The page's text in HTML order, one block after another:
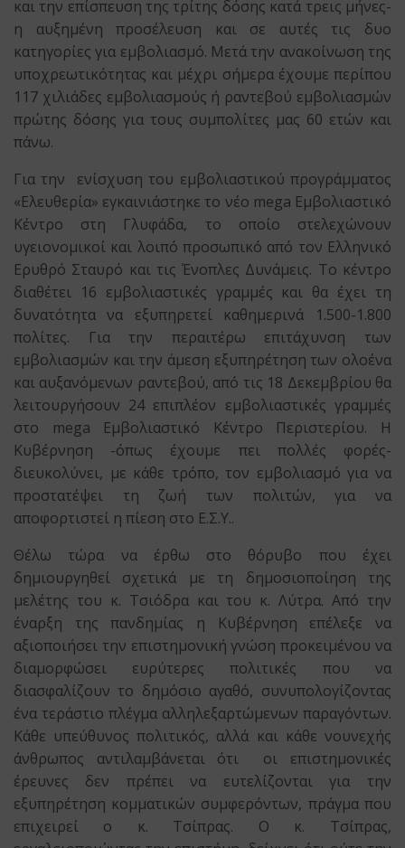
και την επίσπευση της τρίτης δόσης κατά τρεις μήνες-
η αυξημένη προσέλευση και σε αυτές τις δυο
κατηγορίες για εμβολιασμό. Μετά την ανακοίνωση της
υποχρεωτικότητας και μέχρι σήμερα έχουμε περίπου
117 χιλιάδες εμβολιασμούς ή ραντεβού εμβολιασμών
πρώτης δόσης για τους συμπολίτες μας 60 ετών και
πάνω.
Για την ενίσχυση του εμβολιαστικού προγράμματος
«Ελευθερία» εγκαινιάστηκε το νέο mega Εμβολιαστικό
Κέντρο στη Γλυφάδα, το οποίο στελεχώνουν
υγειονομικοί και λοιπό προσωπικό από τον Ελληνικό
Ερυθρό Σταυρό και τις Ένοπλες Δυνάμεις. Το κέντρο
διαθέτει 16 εμβολιαστικές γραμμές και θα έχει τη
δυνατότητα να εξυπηρετεί καθημερινά 1.500-1.800
πολίτες. Για την περαιτέρω επιτάχυνση των
εμβολιασμών και την άμεση εξυπηρέτηση των ολοένα
και αυξανόμενων ραντεβού, από τις 18 Δεκεμβρίου θα
λειτουργήσουν 24 επιπλέον εμβολιαστικές γραμμές
στο mega Εμβολιαστικό Κέντρο Περιστερίου. Η
Κυβέρνηση -όπως έχουμε πει πολλές φορές-
διευκολύνει, με κάθε τρόπο, τον εμβολιασμό για να
προστατέψει τη ζωή των πολιτών, για να
αποφορτιστεί η πίεση στο Ε.Σ.Υ..
Θέλω τώρα να έρθω στο θόρυβο που έχει
δημιουργηθεί σχετικά με τη δημοσιοποίηση της
μελέτης του κ. Τσιόδρα και του κ. Λύτρα. Από την
έναρξη της πανδημίας η Κυβέρνηση επέλεξε να
αξιοποιήσει την επιστημονική γνώση προκειμένου να
διαμορφώσει ευρύτερες πολιτικές που να
διασφαλίζουν το δημόσιο αγαθό, συνυπολογίζοντας
ένα τεράστιο πλέγμα αλληλεξαρτώμενων παραγόντων.
Κάθε υπεύθυνος πολιτικός, αλλά και κάθε νουνεχής
άνθρωπος αντιλαμβάνεται ότι οι επιστημονικές
έρευνες δεν πρέπει να ευτελίζονται για την
εξυπηρέτηση κομματικών συμφερόντων, πράγμα που
επιχειρεί ο κ. Τσίπρας. Ο κ. Τσίπρας,